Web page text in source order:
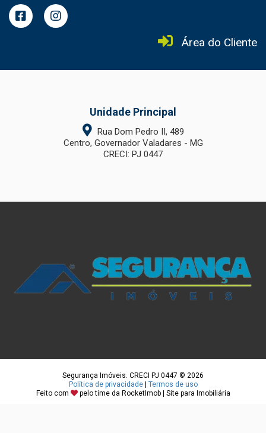
Área do Cliente
Unidade Principal
Rua Dom Pedro II, 489
Centro, Governador Valadares - MG
CRECI: PJ 0447
Segurança Imóveis. CRECI PJ 0447 © 2026
Política de privacidade| Termos de uso
Feito com
pelo time da RocketImob | Site para Imobiliária